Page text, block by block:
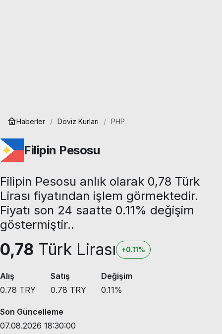
Haberler Döviz Kurları PHP
Filipin Pesosu
Filipin Pesosu anlık olarak 0,78 Türk
Lirası fiyatından işlem görmektedir.
Fiyatı son 24 saatte 0.11% değişim
göstermiştir..
0,78 Türk Lirası +0.11%
Alış
0.78 TRY
Satış
0.78 TRY
Değişim
0.11%
Son Güncelleme
07.08.2026 18:30:00